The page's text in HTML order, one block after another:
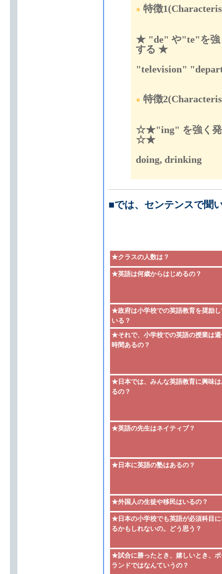
● 特徴
★"de" や"te"を強
する ★
"television" "de
● 特徴
☆★"ing" を強く
☆★
doing, drinking
■では、センテンスで聞
★クラスの人数は？
★英語は何歳からはじめるの？
★政府は小学校での英語教育を奨励し
いる？
★それで、小学校での英語の授業は週
時間あるの？
★日本では、みんな英語教育に興味は
るの？
★英語の先生はネイティブ？
★日本に英語の塾はあるの？
★外国人の生徒や移民はいるの？
★日本の小学校でも英語が必須科目に
るかもしれないの。どう思う？
★試合に勝ったとき、嬉しいとき、ポ
ランドではなんていうの？